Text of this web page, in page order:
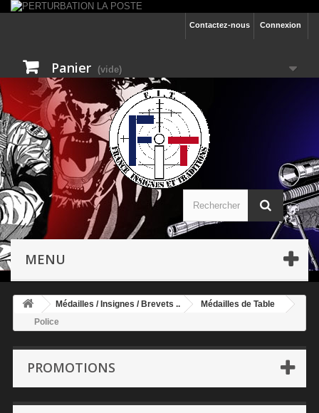
Connexion
Contactez-nous
Panier (vide)
MENU
Médailles / Insignes / Brevets ..
Médailles de Table
Police
PROMOTIONS